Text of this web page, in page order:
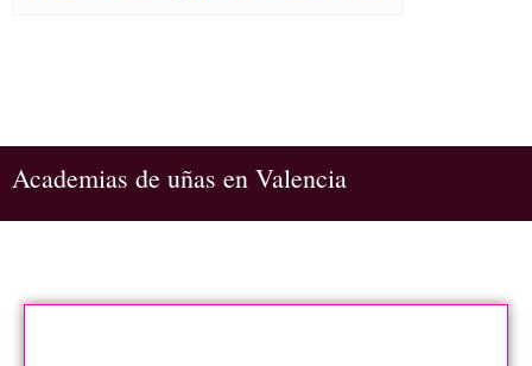
Academias de uñas en Valencia